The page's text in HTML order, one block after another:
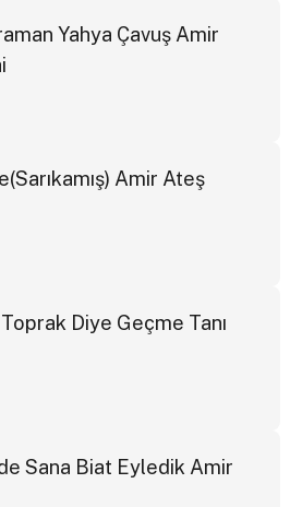
Yahya Çavuş Amir
Amir Ateş
Toprak Diye Geçme Tanı
Sana Biat Eyledik Amir